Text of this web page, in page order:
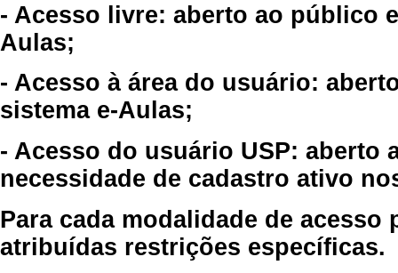
- Acesso livre: aberto ao público
Aulas;
- Acesso à área do usuário:
sistema e-Aulas;
- Acesso do usuário USP: aberto
necessidade de cadastro ativo
Para cada modalidade de
atribuídas restrições específicas.